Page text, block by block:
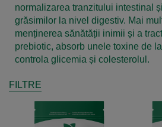
normalizarea tranzitului intestinal
grăsimilor la nivel digestiv. Mai
menținerea sănătății inimii și a
prebiotic, absorb unele toxine de
controla glicemia și colesterolul.
FILTRE